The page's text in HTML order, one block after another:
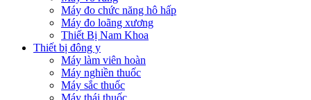
Máy đo chức năng hô hấp
Máy đo loãng xương
Thiết Bị Nam Khoa
Thiết bị đông y
Máy làm viên hoàn
Máy nghiền thuốc
Máy sắc thuốc
Máy thái thuốc